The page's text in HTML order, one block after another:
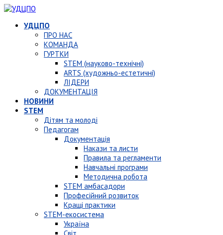
УДЦПО
ПРО НАС
КОМАНДА
ГУРТКИ
STEM (науково-технічні)
ARTS (художньо-естетичні)
ЛІДЕРИ
ДОКУМЕНТАЦІЯ
НОВИНИ
STEM
Дітям та молоді
Педагогам
Документація
Накази та листи
Правила та регламенти
Навчальні програми
Методична робота
STEM амбасадори
Професійний розвиток
Кращі практики
STEM-екосистема
Україна